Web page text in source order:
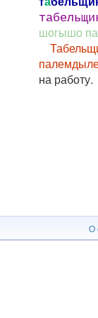
шогышо
на работу.
О